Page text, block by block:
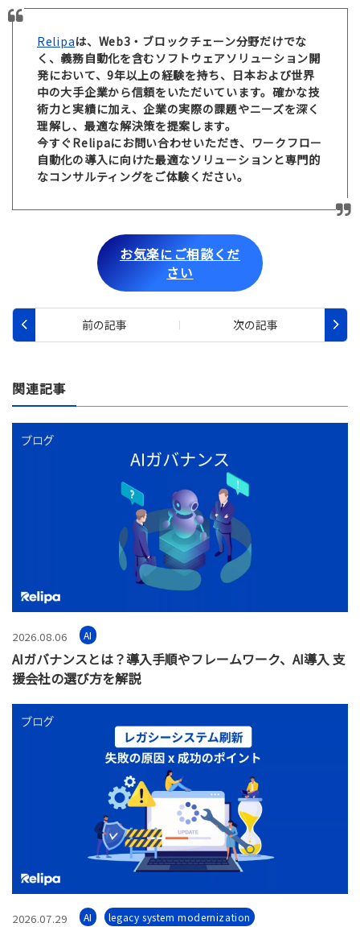
Relipaは、Web3・ブロックチェーン分野だけでな
く、義務自動化を含むソフトウェアソリューション開
発において、9年以上の経験を持ち、日本および世界
中の大手企業から信頼をいただいています。確かな技
術力と実績に加え、企業の実際の課題やニーズを深く
理解し、最適な解決策を提案します。
今すぐRelipaにお問い合わせいただき、ワークフロー
自動化の導入に向けた最適なソリューションと専門的
なコンサルティングをご体験ください。
お気楽にご相談くだ
さい
関連記事
2026.08.06 AI
AIガバナンスとは？導入手順やフレームワーク、AI導入 支
援会社の選び方を解説
2026.07.29 AI legacy system modernization